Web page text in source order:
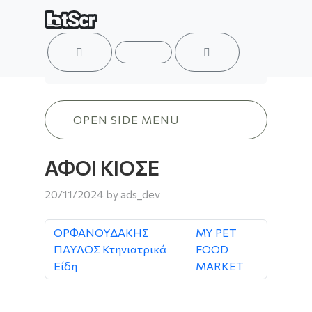
ACCOUNT
CART
MENU
ΑΦΟΙ ΚΙΟΣΕ
ΑΦΟΙ ΚΙΟΣΕ
20/11/2024 by ads_dev
ΟΡΦΑΝΟΥΔΑΚΗΣ
ΠΑΥΛΟΣ Κτηνιατρικά
Είδη
MY PET
FOOD
MARKET
OPEN SIDE MENU